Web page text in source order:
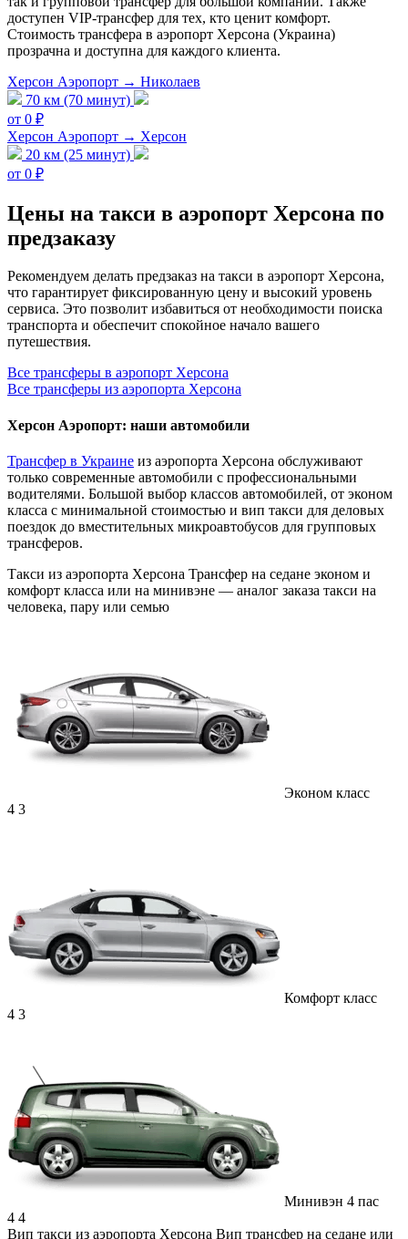
доступен VIP-трансфер для тех, кто ценит комфорт.
Стоимость трансфера в аэропорт Херсона (Украина)
прозрачна и доступна для каждого клиента.
Херсон Аэропорт → Николаев
70 км (70 минут)
от 0 ₽
Херсон Аэропорт → Херсон
20 км (25 минут)
от 0 ₽
Цены на такси в аэропорт Херсона по
предзаказу
Рекомендуем делать предзаказ на такси в аэропорт Херсона,
что гарантирует фиксированную цену и высокий уровень
сервиса. Это позволит избавиться от необходимости поиска
транспорта и обеспечит спокойное начало вашего
путешествия.
Все трансферы в аэропорт Херсона
Все трансферы из аэропорта Херсона
Херсон Аэропорт: наши автомобили
Трансфер в Украине из аэропорта Херсона обслуживают
только современные автомобили с профессиональными
водителями. Большой выбор классов автомобилей, от эконом
класса с минимальной стоимостью и вип такси для деловых
поездок до вместительных микроавтобусов для групповых
трансферов.
Такси из аэропорта Херсона Трансфер на седане эконом и
комфорт класса или на минивэне — аналог заказа такси на
человека, пару или семью
Эконом класс
4 3
Комфорт класс
4 3
Минивэн 4 пас
4 4
Вип такси из аэропорта Херсона Вип трансфер на седане или